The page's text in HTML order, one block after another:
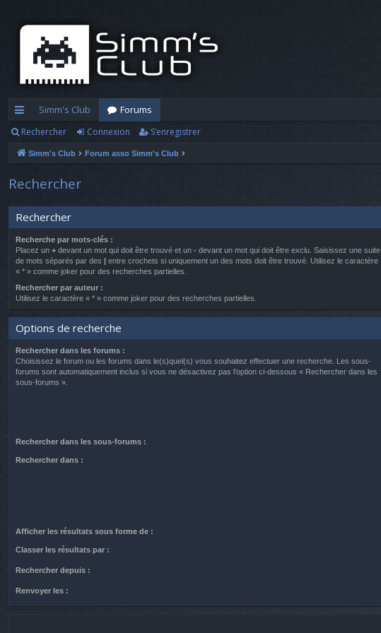
cc
ès
ra
d
e
Simm's Club
Forums
Rechercher Connexion S’enregistrer
Simm's Club Forum asso Simm's Club
Rechercher
Rechercher
Recherche par mots-clés :
Placez un + devant un mot qui doit être trouvé et un - devant un mot qui doit être exclu. Saisissez une suite
de mots séparés par des | entre crochets si uniquement un des mots doit être trouvé. Utilisez le caractère
« * » comme joker pour des recherches partielles.
Rechercher par auteur :
Utilisez le caractère « * » comme joker pour des recherches partielles.
Options de recherche
Rechercher dans les forums :
Choisissez le forum ou les forums dans le(s)quel(s) vous souhaitez effectuer une recherche. Les sous-
forums sont automatiquement inclus si vous ne désactivez pas l’option ci-dessous « Rechercher dans les
sous-forums ».
Rechercher dans les sous-forums :
Rechercher dans :
Afficher les résultats sous forme de :
Classer les résultats par :
Rechercher depuis :
Renvoyer les :